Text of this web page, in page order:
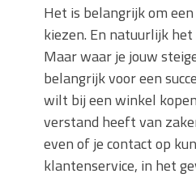
Het is belangrijk om
kiezen. En natuurlijk
Maar waar je jouw
belangrijk voor een
wilt bij een winkel
verstand heeft van
even of je contact op
klantenservice, in het